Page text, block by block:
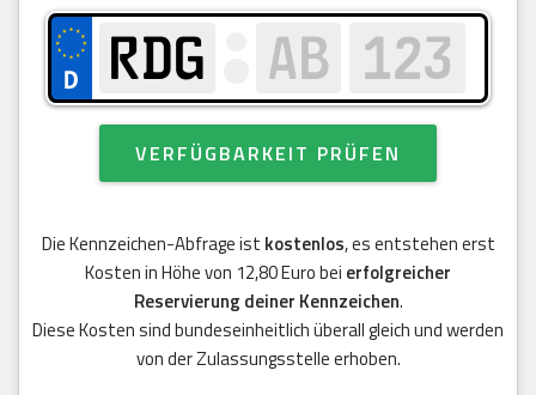
VERFÜGBARKEIT PRÜFEN
Die Kennzeichen-Abfrage ist kostenlos, es entstehen erst
Kosten in Höhe von 12,80 Euro bei erfolgreicher
Reservierung deiner Kennzeichen.
Diese Kosten sind bundeseinheitlich überall gleich und werden
von der Zulassungsstelle erhoben.